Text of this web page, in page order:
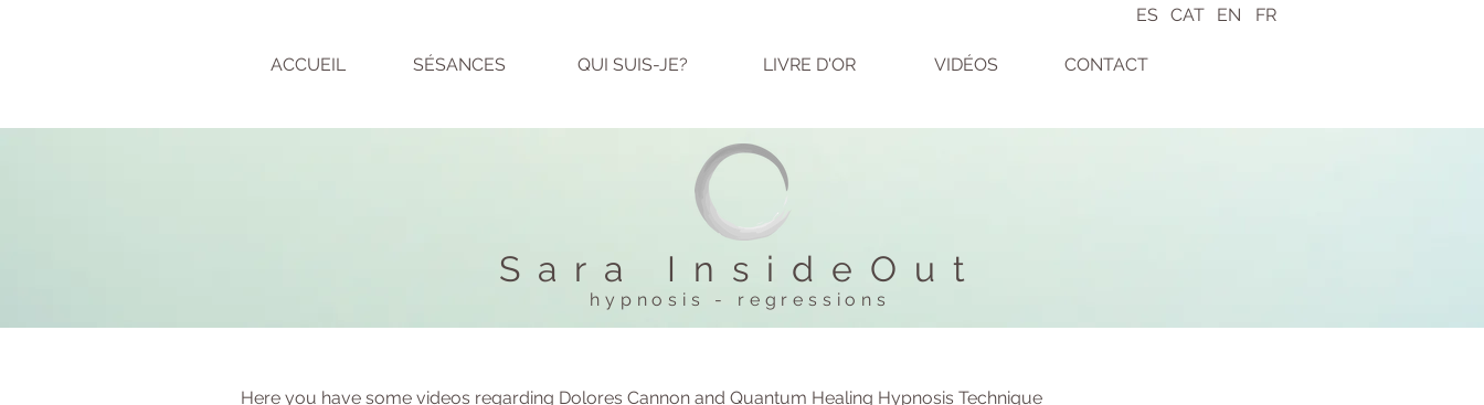
ES CAT EN FR
ACCUEIL SÉSANCES QUI SUIS-JE? LIVRE D'OR VIDÉOS CONTACT
Sara InsideOut
hypnosis - regressions
Here you have some videos regarding Dolores Cannon and Quantum Healing Hypnosis Technique